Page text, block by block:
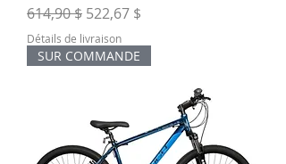
Prix original
614,90 $ Prix promotionnel
522,67 $
Détails de livraison
SUR COMMANDE